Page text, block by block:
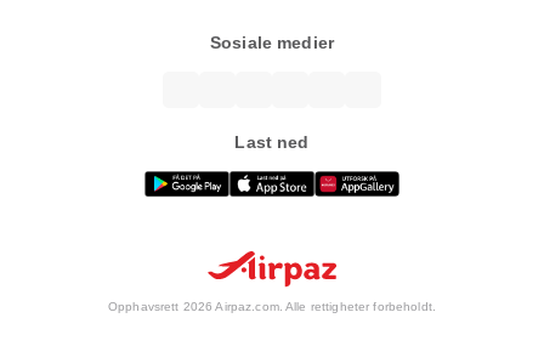
Sosiale medier
Last ned
Opphavsrett 2026 Airpaz.com. Alle rettigheter forbeholdt.